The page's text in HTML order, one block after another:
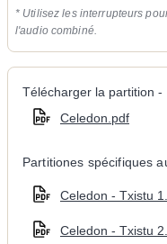
* Utilisez les interrupteurs
l'audio combiné.
Télécharger la partition -
Celedon.pdf
Partitiones spécifiques
Celedon - Txistu
Celedon - Txistu